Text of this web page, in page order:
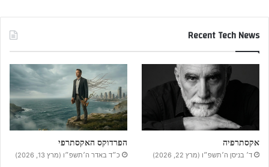
Recent Tech News
אקסתרפיה
ד׳ בניסן ה׳תשפ״ו (מרץ 22, 2026)
הפרדוקס האקסתרפי
כ״ד באדר ה׳תשפ״ו (מרץ 13, 2026)